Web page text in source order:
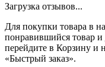
Загрузка отзывов...
Для покупки товара в
понравившийся товар и
перейдите в Корзину и
«Быстрый заказ».